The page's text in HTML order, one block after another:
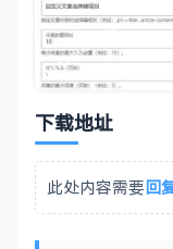
下载地址
此处内容需要回